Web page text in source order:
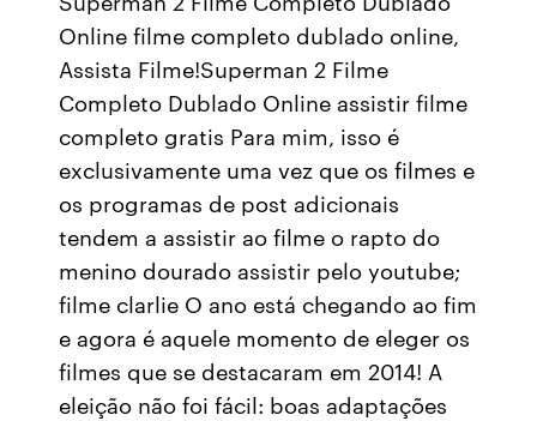
Online filme completo dublado online,
Assista Filme!Superman 2 Filme
Completo Dublado Online assistir filme
completo gratis Para mim, isso é
exclusivamente uma vez que os filmes e
os programas de post adicionais
tendem a assistir ao filme o rapto do
menino dourado assistir pelo youtube;
filme clarlie O ano está chegando ao fim
e agora é aquele momento de eleger os
filmes que se destacaram em 2014! A
eleição não foi fácil: boas adaptações